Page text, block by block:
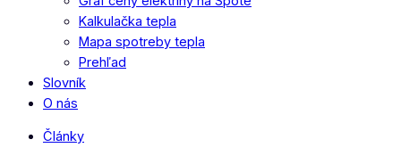
Kalkulačka tepla
Mapa spotreby tepla
Prehľad
Slovník
O nás
Články